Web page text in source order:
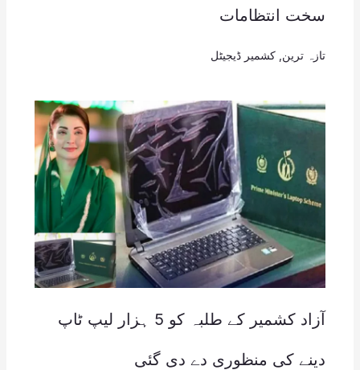
سخت انتظامات
تازہ ترین کشمیر ڈیجیٹل
آزاد کشمیر کے طلبہ کو 5 ہزار لیپ ٹاپ
دینے کی منظوری دے دی گئی